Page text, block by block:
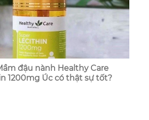
đậu nành Healthy Care
1200mg Úc có thật sự tốt?